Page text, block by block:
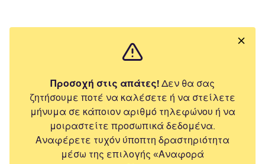
Προσοχή στις απάτες! Δεν θα σας
ζητήσουμε ποτέ να καλέσετε ή να στείλετε
μήνυμα σε κάποιον αριθμό τηλεφώνου ή να
μοιραστείτε προσωπικά δεδομένα.
Αναφέρετε τυχόν ύποπτη δραστηριότητα
μέσω της επιλογής «Αναφορά